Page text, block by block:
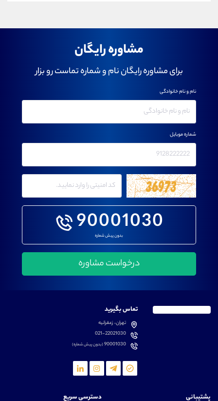
مشاوره رایگان
برای مشاوره رایگان نام و شماره تماست رو بزار
90001030
بدون پیش شماره
نام و نام خانوادگی
شماره موبایل
تماس بگیرید
تهران، زعفرانیه
021-22021030
90001030(بدون پیش شماره)
پشتیبانی دسترسی سریع